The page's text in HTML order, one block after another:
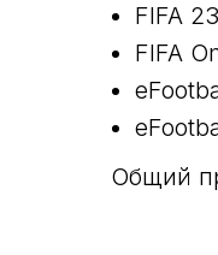
FIFA
FIFA
Общий